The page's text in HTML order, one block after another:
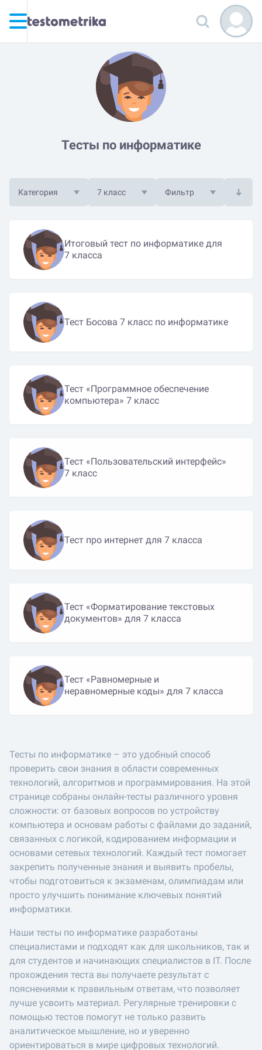
Тесты по информатике
Категория 7 класс Фильтр
Итоговый тест по информатике для
7 класса
Тест Босова 7 класс по информатике
Тест «Программное обеспечение
компьютера» 7 класс
Тест «Пользовательский интерфейс»
7 класс
Тест про интернет для 7 класса
Тест «Форматирование текстовых
документов» для 7 класса
Тест «Равномерные и
неравномерные коды» для 7 класса
Тесты по информатике – это удобный способ
проверить свои знания в области современных
технологий, алгоритмов и программирования. На этой
странице собраны онлайн-тесты различного уровня
сложности: от базовых вопросов по устройству
компьютера и основам работы с файлами до заданий,
связанных с логикой, кодированием информации и
основами сетевых технологий. Каждый тест помогает
закрепить полученные знания и выявить пробелы,
чтобы подготовиться к экзаменам, олимпиадам или
просто улучшить понимание ключевых понятий
информатики.
Наши тесты по информатике разработаны
специалистами и подходят как для школьников, так и
для студентов и начинающих специалистов в IT. После
прохождения теста вы получаете результат с
пояснениями к правильным ответам, что позволяет
лучше усвоить материал. Регулярные тренировки с
помощью тестов помогут не только развить
аналитическое мышление, но и уверенно
ориентироваться в мире цифровых технологий.